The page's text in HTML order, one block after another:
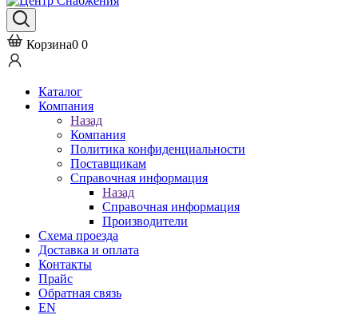
Корзина0 0
Каталог
Компания
Назад
Компания
Политика конфиденциальности
Поставщикам
Справочная информация
Назад
Справочная информация
Производители
Схема проезда
Доставка и оплата
Контакты
Прайс
Обратная связь
EN